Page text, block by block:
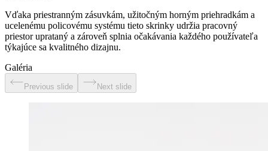
Vďaka priestranným zásuvkám, užitočným horným priehradkám a
ucelenému policovému systému tieto skrinky udržia pracovný
priestor uprataný a zároveň splnia očakávania každého používateľa
týkajúce sa kvalitného dizajnu.
Galéria
Previous slide Next slide